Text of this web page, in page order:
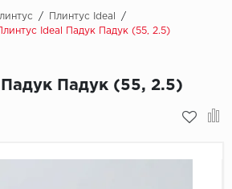
Alpine floor
Arbiton
Berry Alloc
Bohofloor
/ Плинтус Ideal
/
Плинтус Ideal Падук Падук (55, 2.5)
Падук (55, 2.5)